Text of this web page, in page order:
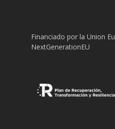
Financiado por la Union
NextGenerationEU